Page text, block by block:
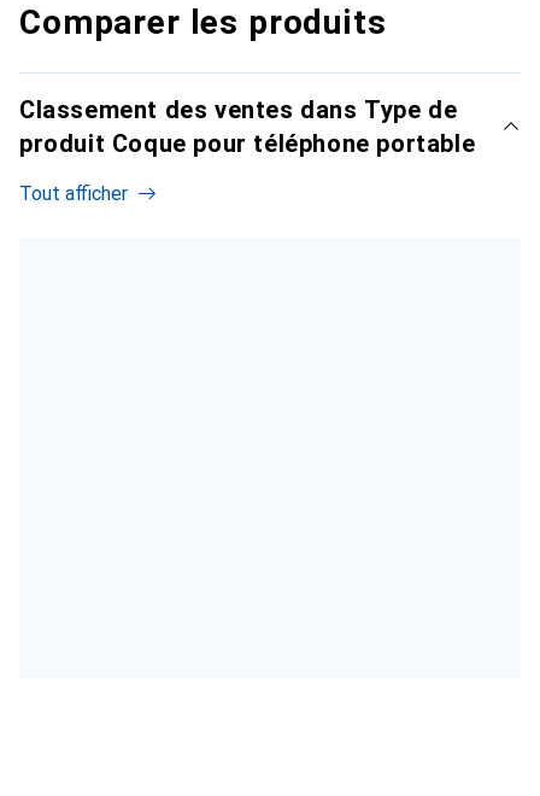
Comparer les produits
Classement des ventes dans Type de
produit Coque pour téléphone portable
Tout afficher